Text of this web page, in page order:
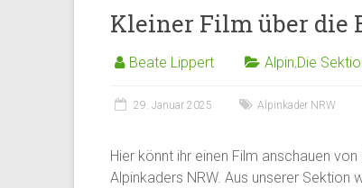
Kleiner Film über die
Beate Lippert Alpin,Die
29. Januar 2025 Alpinkader NRW
Hier könnt ihr einen Film anschauen
Alpinkaders NRW. Aus unserer Sektion